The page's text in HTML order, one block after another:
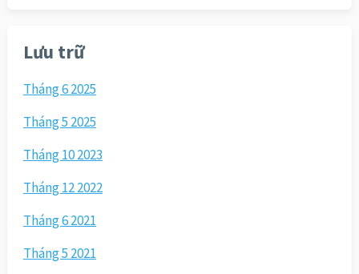
Lưu trữ
Tháng 6 2025
Tháng 5 2025
Tháng 10 2023
Tháng 12 2022
Tháng 6 2021
Tháng 5 2021